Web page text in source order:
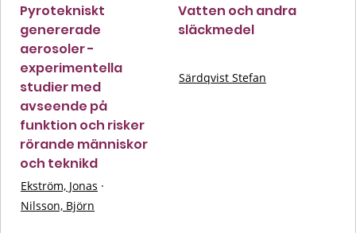
Pyrotekniskt
genererade
aerosoler -
experimentella
studier med
avseende på
funktion och risker
rörande människor
och teknikd
Ekström, Jonas ·
Nilsson, Björn
Vatten och andra
släckmedel
Särdqvist Stefan